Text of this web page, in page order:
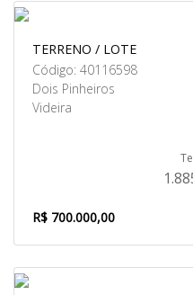
TERRENO / LOTE
Código: 40116598
Dois Pinheiros
Videira
R$ 700.000,00